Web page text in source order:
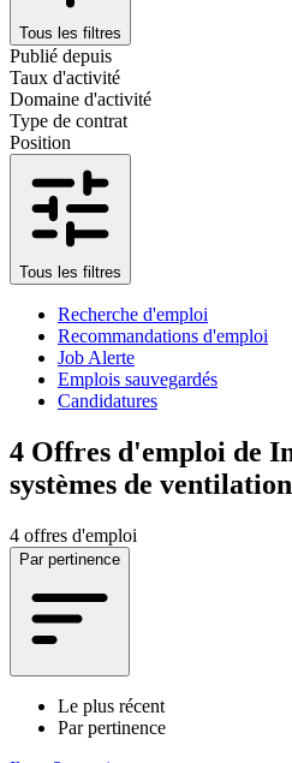
Tous les filtres
Publié depuis
Taux d'activité
Domaine d'activité
Type de contrat
Position
Tous les filtres
Recherche d'emploi
Recommandations d'emploi
Job Alerte
Emplois sauvegardés
Candidatures
4 Offres d'emploi de
systèmes de ventilation
4 offres d'emploi
Par pertinence
Le plus récent
Par pertinence